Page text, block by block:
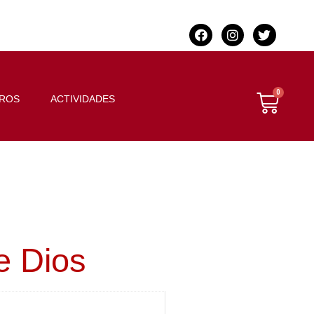
ACTIVIDADES
Dios